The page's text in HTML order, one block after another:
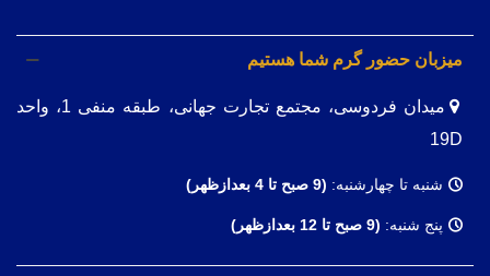
میزبان حضور گرم شما هستیم
میدان فردوسی، مجتمع تجارت جهانی، طبقه منفی 1، واحد
19D
شنبه تا چهارشنبه: (9 صبح تا 4 بعدازظهر)
پنج شنبه: (9 صبح تا 12 بعدازظهر)